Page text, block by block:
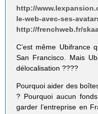
http://
le-web-avec-ses-
http://frenchweb.fr/
C’est même Ubifrance
San Francisco. Mais
délocalisation ????
Pourquoi aider des
? Pourquoi aucun
garder l’entreprise en